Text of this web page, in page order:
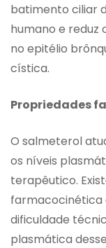
batimento ciliar
humano e reduz
no epitélio
cística.
Propriedades
O salmeterol
os níveis
terapêutico.
farmacocinética
dificuldade
plasmática